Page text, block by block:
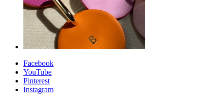
Facebook
YouTube
Pinterest
Instagram